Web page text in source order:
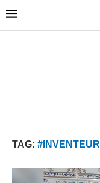
TAG: #INVENTEUR